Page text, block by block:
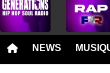
NEWS